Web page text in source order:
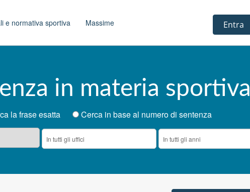
e normativa sportiva Massime Entra
in materia sportiva
la frase esatta
Cerca in base al numero di sentenza